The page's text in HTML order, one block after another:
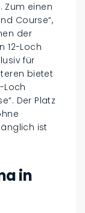
Zum einen
Course“,
der
12-Loch
für
bietet
Loch
Der Platz
ist
in